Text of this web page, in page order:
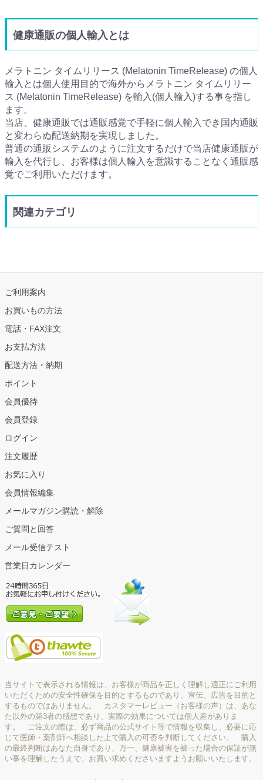
健康通販の個人輸入とは
メラトニン タイムリリース (Melatonin TimeRelease) の個人
輸入とは個人使用目的で海外からメラトニン タイムリリー
ス (Melatonin TimeRelease) を輸入(個人輸入)する事を指し
ます。
当店、健康通販では通販感覚で手軽に個人輸入でき国内通販
と変わらぬ配送納期を実現しました。
普通の通販システムのように注文するだけで当店健康通販が
輸入を代行し、お客様は個人輸入を意識することなく通販感
覚でご利用いただけます。
関連カテゴリ
ご利用案内
お買いもの方法
電話・FAX注文
お支払方法
配送方法・納期
ポイント
会員優待
会員登録
ログイン
注文履歴
お気に入り
会員情報編集
メールマガジン購読・解除
ご質問と回答
メール受信テスト
営業日カレンダー
当サイトで表示される情報は、お客様が商品を正しく理解し適正にご利用
いただくための安全性確保を目的とするものであり、宣伝、広告を目的と
するものではありません。 カスタマーレビュー（お客様の声）は、あな
た以外の第3者の感想であり、実際の効果については個人差がありま
す。 ご注文の際は、必ず商品の公式サイト等で情報を収集し、必要に応
じて医師・薬剤師へ相談した上で購入の可否を判断してください。 購入
の最終判断はあなた自身であり、万一、健康被害を被った場合の保証が無
い事を理解したうえで、お買い求めくださいますようお願いいたします。